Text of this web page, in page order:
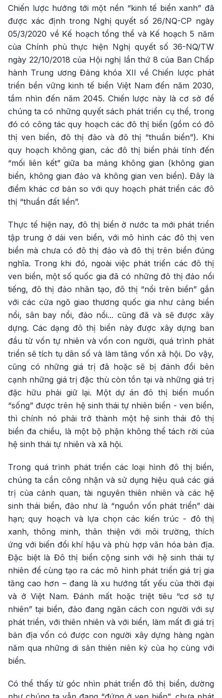
Chiến lược hướng tới một nền “kinh tế biển xanh” đã
được xác định trong Nghị quyết số 26/NQ-CP ngày
05/3/2020 về Kế hoạch tổng thể và Kế hoạch 5 năm
của Chính phủ thực hiện Nghị quyết số 36-NQ/TW
ngày 22/10/2018 của Hội nghị lần thứ 8 của Ban Chấp
hành Trung ương Đảng khóa XII về Chiến lược phát
triển bền vững kinh tế biển Việt Nam đến năm 2030,
tầm nhìn đến năm 2045. Chiến lược này là cơ sở để
chúng ta có những quyết sách phát triển cụ thể, trong
đó có công tác quy hoạch các đô thị biển (gồm có đô
thị ven biển, đô thị đảo và đô thị “thuần biển”). Khi
quy hoạch không gian, các đô thị biển phải tính đến
“mối liên kết” giữa ba mảng không gian (không gian
biển, không gian đảo và không gian ven biển). Đây là
điểm khác cơ bản so với quy hoạch phát triển các đô
thị “thuần đất liền”.
Thực tế hiện nay, đô thị biển ở nước ta mới phát triển
tập trung ở dải ven biển, với mô hình các đô thị ven
biển mà chưa có đô thị đảo và đô thị trên biển đúng
nghĩa. Trong khi đó, ngoài việc phát triển các đô thị
ven biển, một số quốc gia đã có những đô thị đảo nổi
tiếng, đô thị đảo nhân tạo, đô thị “nổi trên biển” gắn
với các cửa ngõ giao thương quốc gia như cảng biển
nổi, sân bay nổi, đảo nổi... cũng đã và sẽ được xây
dựng. Các dạng đô thị biển này được xây dựng ban
đầu từ vốn tự nhiên và vốn con người, quá trình phát
triển sẽ tích tụ dân số và làm tăng vốn xã hội. Do vậy,
cũng có những giá trị đã hoặc sẽ bị đánh đổi bên
cạnh những giá trị đặc thù còn tồn tại và những giá trị
đặc hữu phải giữ lại. Một dự án đô thị biển muốn
“sống” được trên hệ sinh thái tự nhiên biển - ven biển,
thì chính nó phải trở thành một hệ sinh thái đô thị
biển đa chiều, là một bộ phận không thể tách rời của
hệ sinh thái tự nhiên và xã hội.
Trong quá trình phát triển các loại hình đô thị biển,
chúng ta cần công nhận và sử dụng hiệu quả các giá
trị của cảnh quan, tài nguyên thiên nhiên và các hệ
sinh thái biển, đảo như là “nguồn vốn phát triển” dài
hạn; quy hoạch và lựa chọn các kiến trúc - đô thị
xanh, thông minh, thân thiện với môi trường, thích
ứng với biến đổi khí hậu và phù hợp văn hóa bản địa.
Đặc biệt là Đô thị biển cộng sinh với hệ sinh thái tự
nhiên để cùng tạo ra các mô hình phát triển giá trị gia
tăng cao hơn – đang là xu hướng tất yếu của thời đại
và ở Việt Nam. Đánh mất hoặc triệt tiêu “cơ sở tự
nhiên” tại biển, đảo đang ngăn cách con người với sự
phát triển, với thiên nhiên và với biển, làm mất đi giá trị
bản địa vốn có được con người xây dựng hàng ngàn
năm qua những di sản thiên niên kỷ của họ cùng với
biển.
Có thể thấy từ góc nhìn phát triển đô thị biển, dường